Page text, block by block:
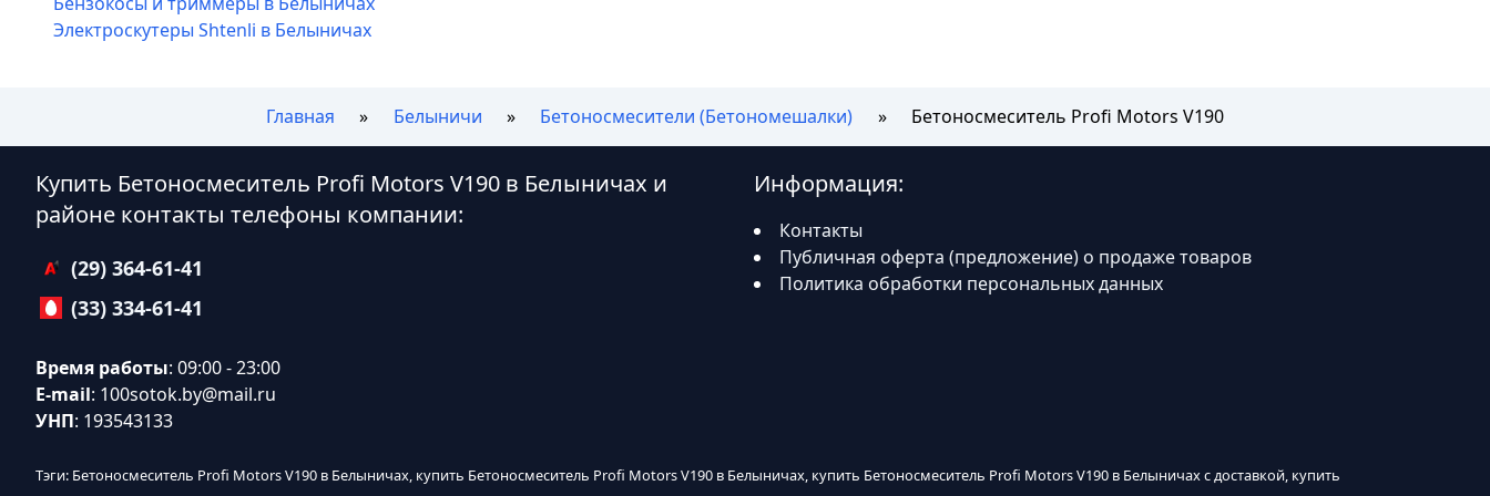
Электроскутеры Shtenli в Белыничах
Главная Белыничи Бетоносмесители (Бетономешалки) Бетоносмеситель Profi Motors V190
Купить Бетоносмеситель Profi Motors V190 в Белыничах и
районе контакты телефоны компании:
(29) 364-61-41
(33) 334-61-41
Время работы: 09:00 - 23:00
E-mail: 100sotok.by@mail.ru
УНП: 193543133
Информация:
Контакты
Публичная оферта (предложение) о продаже товаров
Политика обработки персональных данных
Тэги: Бетоносмеситель Profi Motors V190 в Белыничах, купить Бетоносмеситель Profi Motors V190 в Белыничах, купить Бетоносмеситель Profi Motors V190 в Белыничах с доставкой, купить